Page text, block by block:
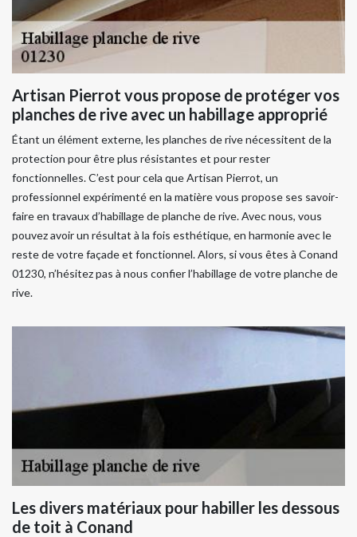
Artisan Pierrot vous propose de protéger vos
planches de rive avec un habillage approprié
Étant un élément externe, les planches de rive nécessitent de la
protection pour être plus résistantes et pour rester
fonctionnelles. C’est pour cela que Artisan Pierrot, un
professionnel expérimenté en la matière vous propose ses savoir-
faire en travaux d’habillage de planche de rive. Avec nous, vous
pouvez avoir un résultat à la fois esthétique, en harmonie avec le
reste de votre façade et fonctionnel. Alors, si vous êtes à Conand
01230, n’hésitez pas à nous confier l’habillage de votre planche de
rive.
Les divers matériaux pour habiller les dessous
de toit à Conand